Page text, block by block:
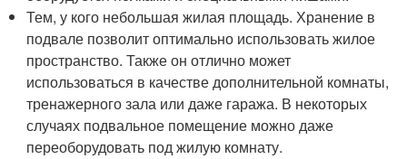
Тем, у кого небольшая жилая площадь. Хранение в
подвале позволит оптимально использовать жилое
пространство. Также он отлично может
использоваться в качестве дополнительной комнаты,
тренажерного зала или даже гаража. В некоторых
случаях подвальное помещение можно даже
переоборудовать под жилую комнату.